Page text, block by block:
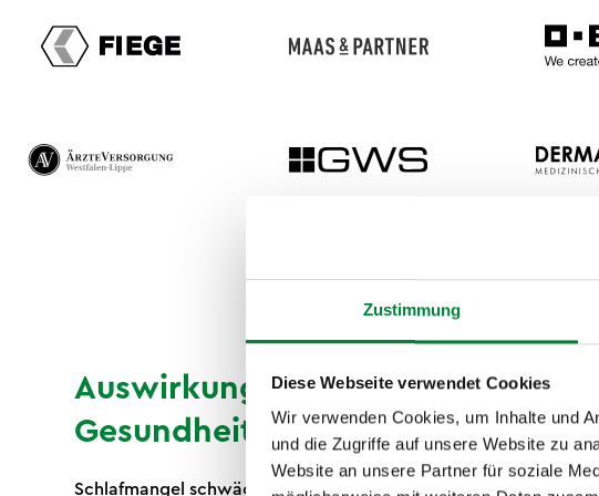
Zustimmung
Diese Webseite verwendet Cookies
Wir verwenden Cookies, um Inhalte und
und die Zugriffe auf unsere Website zu
Website an unsere Partner für soziale
Auswirkungen von Schlafmangel
Gesundheit
Schlafmangel schwächt dein Immunsystem, erhöht die